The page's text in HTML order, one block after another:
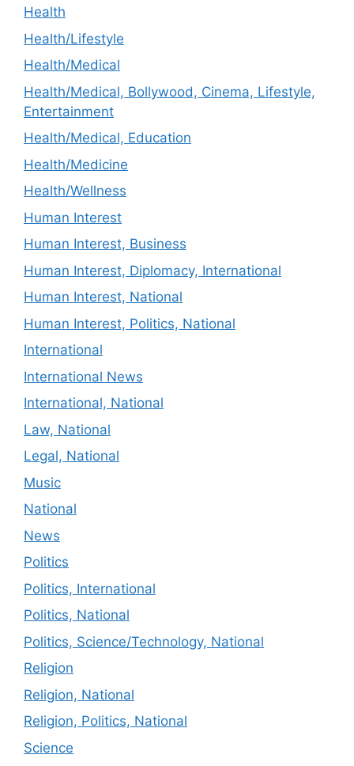
Health
Health/Lifestyle
Health/Medical
Health/Medical, Bollywood, Cinema, Lifestyle,
Entertainment
Health/Medical, Education
Health/Medicine
Health/Wellness
Human Interest
Human Interest, Business
Human Interest, Diplomacy, International
Human Interest, National
Human Interest, Politics, National
International
International News
International, National
Law, National
Legal, National
Music
National
News
Politics
Politics, International
Politics, National
Politics, Science/Technology, National
Religion
Religion, National
Religion, Politics, National
Science